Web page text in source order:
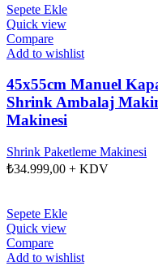
Sepete Ekle
Quick view
Compare
Add to wishlist
45x55cm Manuel
Shrink Ambalaj
Makinesi
Shrink Paketleme Makinesi
₺34.999,00 + KDV
Sepete Ekle
Quick view
Compare
Add to wishlist